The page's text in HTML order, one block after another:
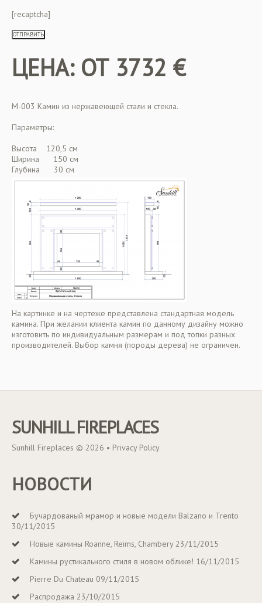
[recaptcha]
ЦЕНА: ОТ 3732 €
M-003 Камин из нержавеющей стали и стекла.
Параметры:
Высота 120,5 см
Ширина 150 см
Глубина 30 см
На картинке и на чертеже представлена стандартная модель
камина. При желании клиента камин по данному дизайну можно
изготовить по индивидуальным размерам и под топки разных
производителей. Выбор камня (породы дерева) не ограничен.
SUNHILL FIREPLACES
Sunhill Fireplaces © 2026 • Privacy Policy
НОВОСТИ
Бучардованый мрамор и новые модели Balzano и Trento
30/11/2015
Новые камины Roanne, Reims, Chambery 23/11/2015
Камины рустикального стиля в новом облике! 16/11/2015
Pierre Du Chateau 09/11/2015
Распродажа 23/10/2015